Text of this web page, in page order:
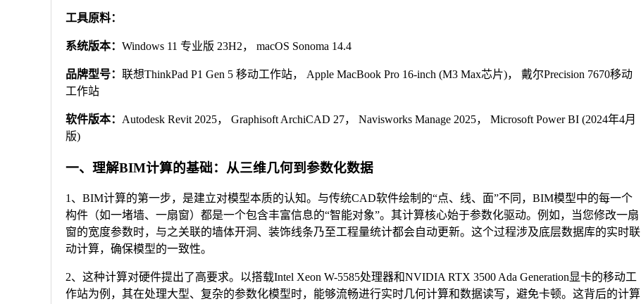
工具原料：
系统版本： Windows 11 专业版 23H2， macOS Sonoma 14.4
品牌型号： 联想ThinkPad P1 Gen 5 移动工作站， Apple MacBook Pro 16-inch (M3 Max芯片)， 戴尔Precision 7670移动
工作站
软件版本： Autodesk Revit 2025， Graphisoft ArchiCAD 27， Navisworks Manage 2025， Microsoft Power BI (2024年4月
版)
一、理解BIM计算的基础：从三维几何到参数化数据
1、BIM计算的第一步，是建立对模型本质的认知。与传统CAD软件绘制的“点、线、面”不同，BIM模型中的每一个
构件（如一堵墙、一扇窗）都是一个包含丰富信息的“智能对象”。其计算核心始于参数化驱动。例如，当您修改一扇
窗的宽度参数时，与之关联的墙体开洞、装饰线条乃至工程量统计都会自动更新。这个过程涉及底层数据库的实时联
动计算，确保模型的一致性。
2、这种计算对硬件提出了高要求。以搭载Intel Xeon W-5585处理器和NVIDIA RTX 3500 Ada Generation显卡的移动工
作站为例，其在处理大型、复杂的参数化模型时，能够流畅进行实时几何计算和数据读写，避免卡顿。这背后的计算